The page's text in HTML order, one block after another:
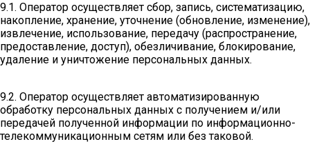
9.1. Оператор осуществляет сбор, запись, систематизацию,
накопление, хранение, уточнение (обновление, изменение),
извлечение, использование, передачу (распространение,
предоставление, доступ), обезличивание, блокирование,
удаление и уничтожение персональных данных.
9.2. Оператор осуществляет автоматизированную
обработку персональных данных с получением и/или
передачей полученной информации по информационно-
телекоммуникационным сетям или без таковой.